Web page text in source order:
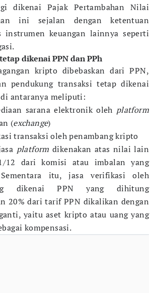
dikenai Pajak Pertambahan Nilai
ini sejalan dengan ketentuan
instrumen keuangan lainnya seperti
dikenai PPN dan PPh
kripto dibebaskan dari PPN,
pendukung transaksi tetap dikenai
di antaranya meliputi:
sarana elektronik oleh platform
(exchange)
transaksi oleh penambang kripto
platformdikenakan atas nilai lain
12 dari komisi atau imbalan yang
itu, jasa verifikasi oleh
dikenai PPN yang dihitung
20% dari tarif PPN dikalikan dengan
yaitu aset kripto atau uang yang
kompensasi.